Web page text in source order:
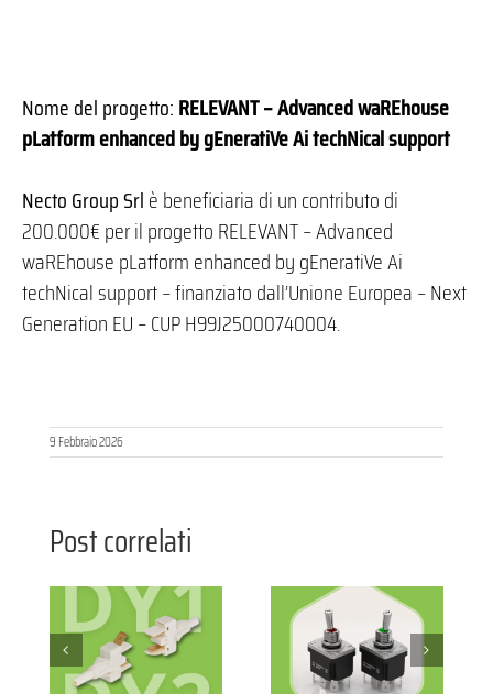
Nome del progetto:RELEVANT – Advanced waREhouse
pLatform enhanced by gEneratiVe Ai techNical support
Necto Group Srlè beneficiaria di un contributo di
200.000€ per il progetto RELEVANT – Advanced
waREhouse pLatform enhanced by gEneratiVe Ai
techNical support – finanziato dall’Unione Europea – Next
Generation EU – CUP H99J25000740004.
9 Febbraio 2026
Post correlati